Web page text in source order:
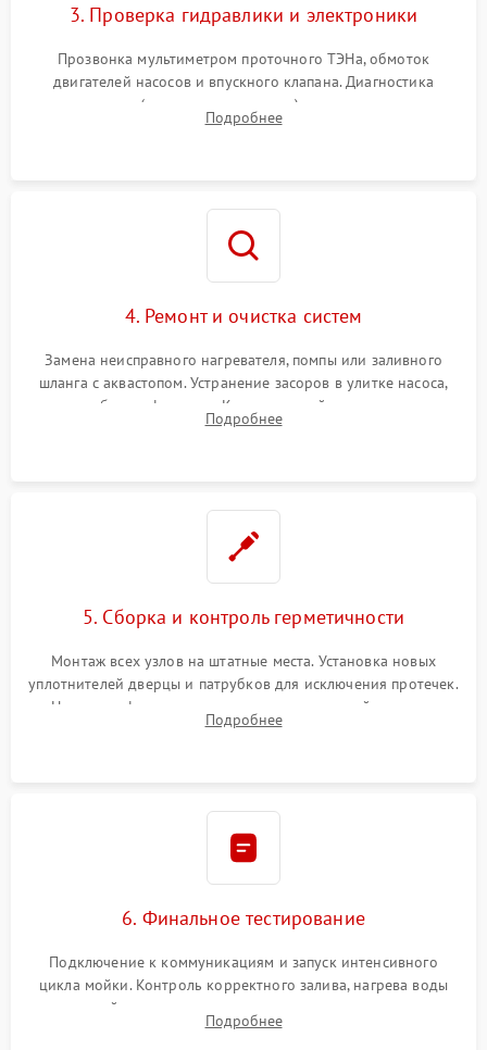
3. Проверка гидравлики и электроники
Прозвонка мультиметром проточного ТЭНа, обмоток
двигателей насосов и впускного клапана. Диагностика
прессостата (датчика уровня воды), датчика мутности,
концевика дверцы и электронного модуля управления.
Подробнее
4. Ремонт и очистка систем
Замена неисправного нагревателя, помпы или заливного
шланга с аквастопом. Устранение засоров в улитке насоса,
патрубках и фильтрах. Компонентный ремонт платы
управления, восстановление поврежденной проводки.
Подробнее
5. Сборка и контроль герметичности
Монтаж всех узлов на штатные места. Установка новых
уплотнителей дверцы и патрубков для исключения протечек.
Надежная фиксация хомутов гидравлической системы,
сборка корпуса и установка датчика поплавка.
Подробнее
6. Финальное тестирование
Подключение к коммуникациям и запуск интенсивного
цикла мойки. Контроль корректного залива, нагрева воды
до нужной температуры, отсутствия посторонних шумов,
штатного слива и абсолютной сухости в поддоне.
Подробнее